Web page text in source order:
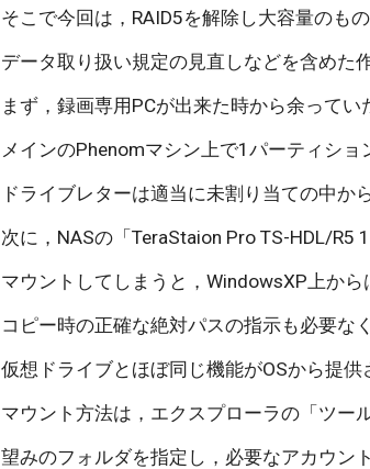
そこで今回は，RAID5を解除し大容量のも
データ取り扱い規定の見直しなどを含めた
まず，録画専用PCが出来た時から余ってい
メインのPhenomマシン上で1パーティショ
ドライブレターは適当に未割り当ての中か
次に，NASの「TeraStaion Pro TS-HDL/R5
マウントしてしまうと，WindowsXP上から
コピー時の正確な絶対パスの指示も必要な
仮想ドライブとほぼ同じ機能がOSから提供
マウント方法は，エクスプローラの「ツー
望みのフォルダを指定し，必要なアカウン